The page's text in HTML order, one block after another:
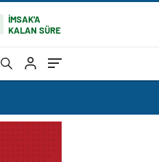
İMSAK'A
KALAN SÜRE